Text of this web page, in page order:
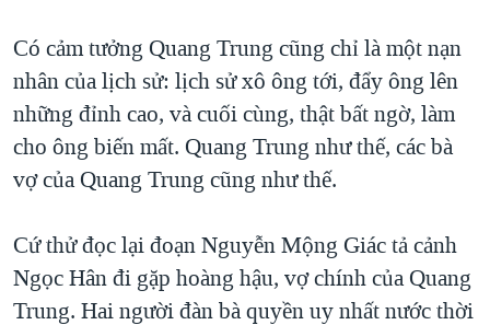
Có cảm tưởng Quang Trung cũng chỉ là một nạn
nhân của lịch sử: lịch sử xô ông tới, đẩy ông lên
những đỉnh cao, và cuối cùng, thật bất ngờ, làm
cho ông biến mất. Quang Trung như thế, các bà
vợ của Quang Trung cũng như thế.
Cứ thử đọc lại đoạn Nguyễn Mộng Giác tả cảnh
Ngọc Hân đi gặp hoàng hậu, vợ chính của Quang
Trung. Hai người đàn bà quyền uy nhất nước thời